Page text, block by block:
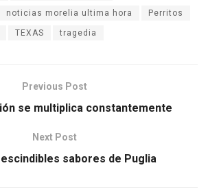
noticias morelia ultima hora Perritos
TEXAS tragedia
Previous Post
se multiplica constantemente
Next Post
sabores de Puglia